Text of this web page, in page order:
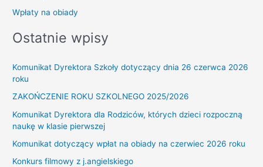
Wpłaty na obiady
Ostatnie wpisy
Komunikat Dyrektora Szkoły dotyczący dnia 26 czerwca 2026
roku
ZAKOŃCZENIE ROKU SZKOLNEGO 2025/2026
Komunikat Dyrektora dla Rodziców, których dzieci rozpoczną
naukę w klasie pierwszej
Komunikat dotyczący wpłat na obiady na czerwiec 2026 roku
Konkurs filmowy z j.angielskiego